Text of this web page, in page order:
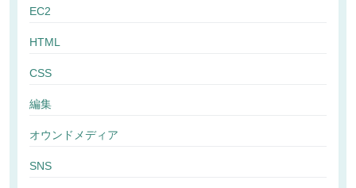
EC2
HTML
CSS
編集
オウンドメディア
SNS